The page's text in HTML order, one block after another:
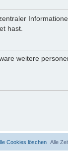
hast.
weitere
Alle
Cookies löschen